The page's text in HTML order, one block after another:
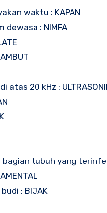
waktu : KAPAN
dewasa : NIMFA
atas 20 kHz :
tubuh yang
: BIJAK